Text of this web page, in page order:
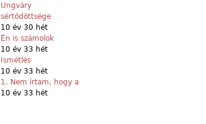
Ungváry
sértődöttsége
10 év 30 hét
Én is számolok
10 év 33 hét
Ismétlés
10 év 33 hét
1. Nem írtam, hogy a
10 év 33 hét